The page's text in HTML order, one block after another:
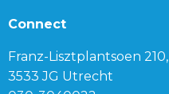
Connect
Franz-Lisztplantsoen 210,
3533 JG Utrecht